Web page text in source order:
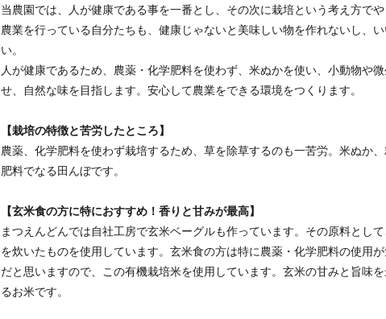
当農園では、人が健康である事を一番とし、その次に栽培という考え方でや
農業を行っている自分たちも、健康じゃないと美味しい物を作れないし、
い。
人が健康であるため、農薬・化学肥料を使わず、米ぬかを使い、小動物や
せ、自然な味を目指します。安心して農業をできる環境をつくります。
【栽培の特徴と苦労したところ】
農薬、化学肥料を使わず栽培するため、草を除草するのも一苦労。米ぬか
肥料でなる田んぼです。
【玄米食の方に特におすすめ！香りと甘みが最高】
まつえんどんでは自社工房で玄米ベーグルも作っています。その原料とし
を炊いたものを使用しています。玄米食の方は特に農薬・化学肥料の使用
だと思いますので、この有機栽培米を使用しています。玄米の甘みと旨味
るお米です。